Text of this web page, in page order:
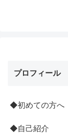
プロフィール
◆初めての方へ
◆自己紹介